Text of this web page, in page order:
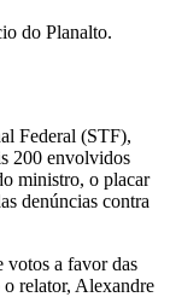
do Planalto.
Federal (STF),
200 envolvidos
ministro, o placar
denúncias contra
votos a favor das
relator, Alexandre